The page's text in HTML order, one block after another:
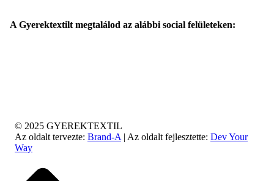
A Gyerektextilt megtalálod az alábbi social felületeken:
© 2025 GYEREKTEXTIL
Az oldalt tervezte: Brand-A | Az oldalt fejlesztette: Dev Your
Way